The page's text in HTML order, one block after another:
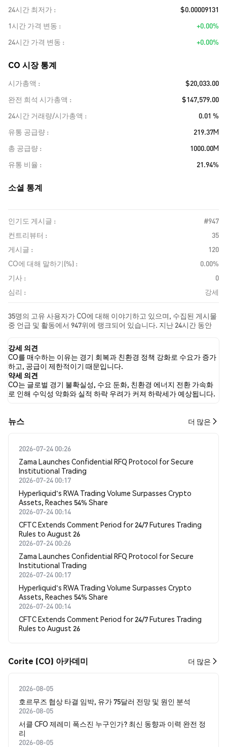
24시간 최저가
$0.00009131
1시간 가격 변동
+0.00%
24시간 가격 변동
+0.00%
CO 시장 통계
시가총액
$20,033.00
완전 희석 시가총액
$147,579.00
24시간 거래량/시가총액
0.01 %
유통 공급량
219.37M
총 공급량
1000.00M
유통 비율
21.94%
소셜 통계
인기도 게시글 :
#947
컨트리뷰터 :
35
게시글 :
120
CO에 대해 말하기(%) :
0.00%
기사 :
0
심리 :
강세
35명의 고유 사용자가 CO에 대해 이야기하고 있으며, 수집된 게시물
중 언급 및 활동에서 947위에 랭크되어 있습니다. 지난 24시간 동안
CO에 대한 뉴스 기사 0건이 게시되었습니다. 트위터에서는 20.51%
의 트윗이 강세 감정을, 15.38%의 트윗이 약세 감정을 보였습니다.
64.10%의 트윗은 CO에 대해 중립적인 감정을 나타냈습니다. 이 감정
분석은 39개의 트윗을 기반으로 합니다.
강세 의견
CO를 매수하는 이유는 경기 회복과 친환경 정책 강화로 수요가 증가
하고, 공급이 제한적이기 때문입니다.
약세 의견
CO는 글로벌 경기 불확실성, 수요 둔화, 친환경 에너지 전환 가속화
로 인해 수익성 악화와 실적 하락 우려가 커져 하락세가 예상됩니다.
뉴스 더 많은
2026-07-24 00:26
Zama Launches Confidential RFQ Protocol for Secure
Institutional Trading
2026-07-24 00:17
Hyperliquid's RWA Trading Volume Surpasses Crypto
Assets, Reaches 54% Share
2026-07-24 00:14
CFTC Extends Comment Period for 24/7 Futures Trading
Rules to August 26
2026-07-24 00:26
Zama Launches Confidential RFQ Protocol for Secure
Institutional Trading
2026-07-24 00:17
Hyperliquid's RWA Trading Volume Surpasses Crypto
Assets, Reaches 54% Share
2026-07-24 00:14
CFTC Extends Comment Period for 24/7 Futures Trading
Rules to August 26
Corite (CO) 아카데미 더 많은
2026-08-05
호르무즈 협상 타결 임박, 유가 75달러 전망 및 원인 분석
2026-08-05
서클 CFO 제레미 폭스진 누구인가? 최신 동향과 이력 완전 정
리
2026-08-05